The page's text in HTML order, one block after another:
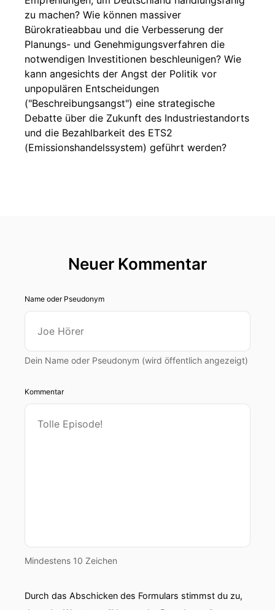
zu machen? Wie können massiver
Bürokratieabbau und die Verbesserung der
Planungs- und Genehmigungsverfahren die
notwendigen Investitionen beschleunigen? Wie
kann angesichts der Angst der Politik vor
unpopulären Entscheidungen
("Beschreibungsangst") eine strategische
Debatte über die Zukunft des Industriestandorts
und die Bezahlbarkeit des ETS2
(Emissionshandelssystem) geführt werden?
Neuer Kommentar
Name oder Pseudonym
Dein Name oder Pseudonym (wird öffentlich angezeigt)
Kommentar
Mindestens 10 Zeichen
Durch das Abschicken des Formulars stimmst du zu,